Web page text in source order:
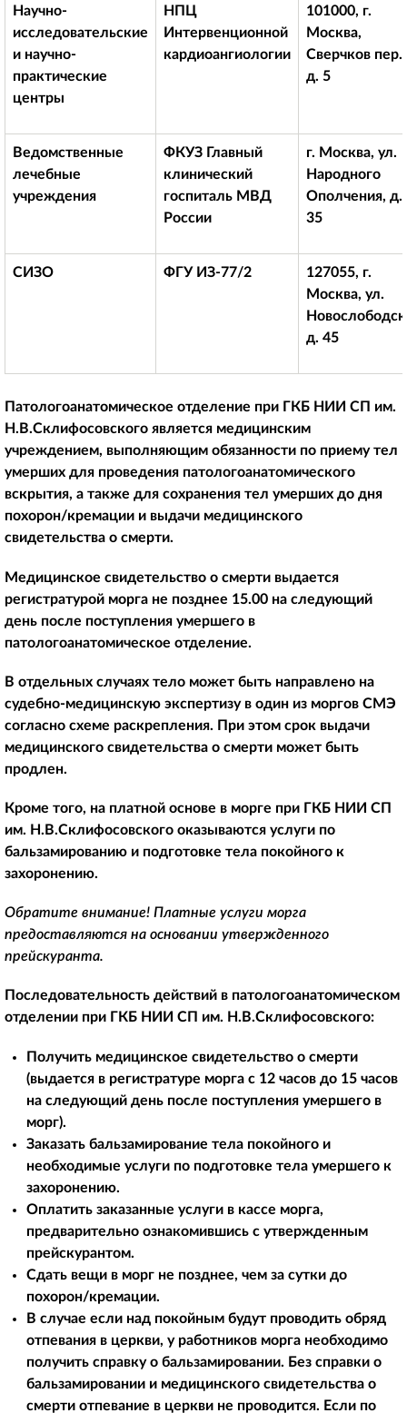
Научно-
исследовательские
и научно-
практические
центры
НПЦ
Интервенционной
кардиоангиологии
101000, г.
Москва,
Сверчков пер.,
д. 5
Ведомственные
лечебные
учреждения
ФКУЗ Главный
клинический
госпиталь МВД
России
г. Москва, ул.
Народного
Ополчения, д.
35
СИЗО ФГУ ИЗ-77/2
127055, г.
Москва, ул.
д. 45
Патологоанатомическое отделение при ГКБ НИИ СП им.
Н.В.Склифосовского является медицинским
учреждением, выполняющим обязанности по приему тел
умерших для проведения патологоанатомического
вскрытия, а также для сохранения тел умерших до дня
похорон/кремации и выдачи медицинского
свидетельства о смерти.
Медицинское свидетельство о смерти выдается
регистратурой морга не позднее 15.00 на следующий
день после поступления умершего в
патологоанатомическое отделение.
В отдельных случаях тело может быть направлено на
судебно-медицинскую экспертизу в один из моргов СМЭ
согласно схеме раскрепления. При этом срок выдачи
медицинского свидетельства о смерти может быть
продлен.
Кроме того, на платной основе в морге при ГКБ НИИ СП
им. Н.В.Склифосовского оказываются услуги по
бальзамированию и подготовке тела покойного к
захоронению.
Обратите внимание! Платные услуги морга
предоставляются на основании утвержденного
прейскуранта.
Последовательность действий в патологоанатомическом
отделении при ГКБ НИИ СП им. Н.В.Склифосовского:
Получить медицинское свидетельство о смерти
(выдается в регистратуре морга с 12 часов до 15 часов
на следующий день после поступления умершего в
морг).
Заказать бальзамирование тела покойного и
необходимые услуги по подготовке тела умершего к
захоронению.
Оплатить заказанные услуги в кассе морга,
предварительно ознакомившись с утвержденным
прейскурантом.
Сдать вещи в морг не позднее, чем за сутки до
похорон/кремации.
В случае если над покойным будут проводить обряд
отпевания в церкви, у работников морга необходимо
получить справку о бальзамировании. Без справки о
бальзамировании и медицинского свидетельства о
смерти отпевание в церкви не проводится. Если по